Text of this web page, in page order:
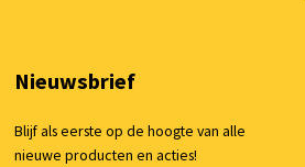
Nieuwsbrief
Blijf als eerste op de hoogte van alle
nieuwe producten en acties!